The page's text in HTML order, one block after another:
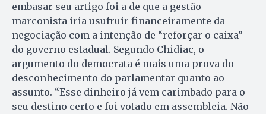
embasar seu artigo foi a de que a gestão
marconista iria usufruir financeiramente da
negociação com a intenção de “reforçar o caixa”
do governo estadual. Segundo Chidiac, o
argumento do democrata é mais uma prova do
desconhecimento do parlamentar quanto ao
assunto. “Esse dinheiro já vem carimbado para o
seu destino certo e foi votado em assembleia. Não